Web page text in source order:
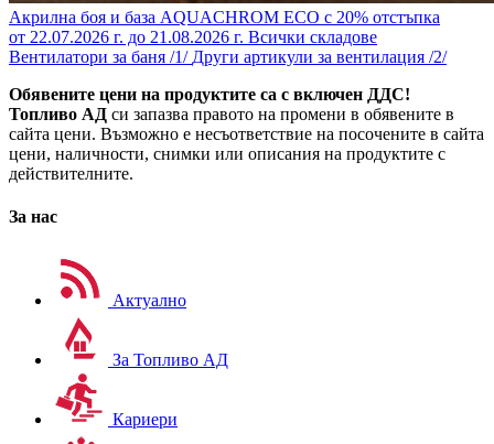
Акрилна боя и база AQUACHROM ECO с 20% отстъпка
от 22.07.2026 г. до 21.08.2026 г. Всички складове
Вентилатори за баня /1/ Други артикули за вентилация /2/
Обявените цени на продуктите са с включен ДДС!
Топливо АД си запазва правото на промени в обявените в
сайта цени. Възможно е несъответствие на посочените в сайта
цени, наличности, снимки или описания на продуктите с
действителните.
За нас
Актуално
За Топливо АД
Кариери